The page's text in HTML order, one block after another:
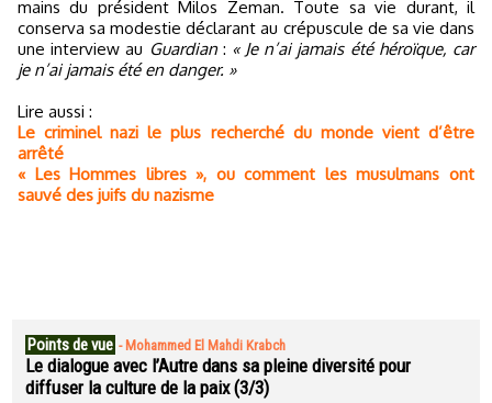
mains du président Milos Zeman. Toute sa vie durant, il
conserva sa modestie déclarant au crépuscule de sa vie dans
une interview au Guardian: « Je n’ai jamais été héroïque, car
je n’ai jamais été en danger. »
Lire aussi :
Le criminel nazi le plus recherché du monde vient d’être
arrêté
« Les Hommes libres », ou comment les musulmans ont
sauvé des juifs du nazisme
Points de vue - Mohammed El Mahdi Krabch
Le dialogue avec l’Autre dans sa pleine diversité pour
diffuser la culture de la paix (3/3)